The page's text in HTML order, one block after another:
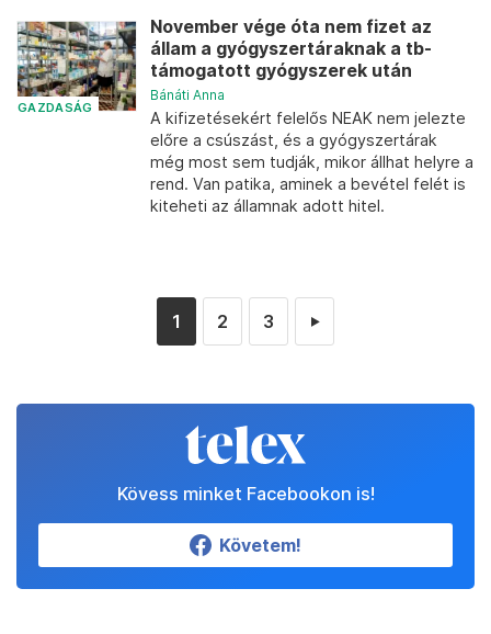
GAZDASÁG
November vége óta nem fizet az
állam a gyógyszertáraknak a tb-
támogatott gyógyszerek után
Bánáti Anna
A kifizetésekért felelős NEAK nem jelezte
előre a csúszást, és a gyógyszertárak
még most sem tudják, mikor állhat helyre a
rend. Van patika, aminek a bevétel felét is
kiteheti az államnak adott hitel.
1 2 3 ►
Kövess minket Facebookon is!
Követem!